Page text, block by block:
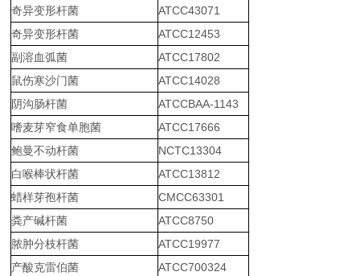
奇异变形杆菌
ATCC43071
奇异变形杆菌
ATCC12453
副溶血弧菌
ATCC17802
鼠伤寒沙门菌
ATCC14028
阴沟肠杆菌
ATCCBAA-1143
嗜麦芽窄食单胞菌
ATCC17666
鲍曼不动杆菌
NCTC13304
白喉棒状杆菌
ATCC13812
蜡样芽孢杆菌
CMCC63301
粪产碱杆菌
ATCC8750
脓肿分枝杆菌
ATCC19977
产酸克雷伯菌
ATCC700324